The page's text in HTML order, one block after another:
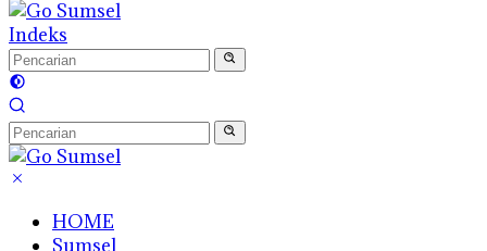
Indeks
HOME
Sumsel